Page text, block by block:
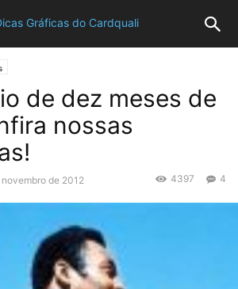
de dez meses de
nossas
novembro de 2012 4
4397